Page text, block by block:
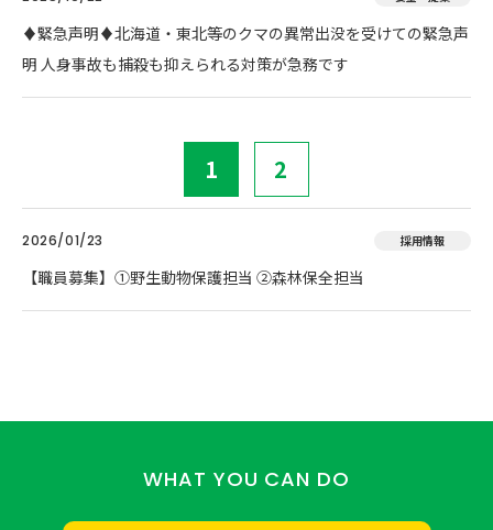
♦️緊急声明♦️北海道・東北等のクマの異常出没を受けての緊急声
明 人身事故も捕殺も抑えられる対策が急務です
1 2
2026/01/23 採用情報
【職員募集】①野生動物保護担当 ②森林保全担当
WHAT YOU CAN DO